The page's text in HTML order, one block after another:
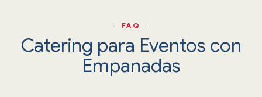
· FAQ ·
Catering para Eventos con
Empanadas